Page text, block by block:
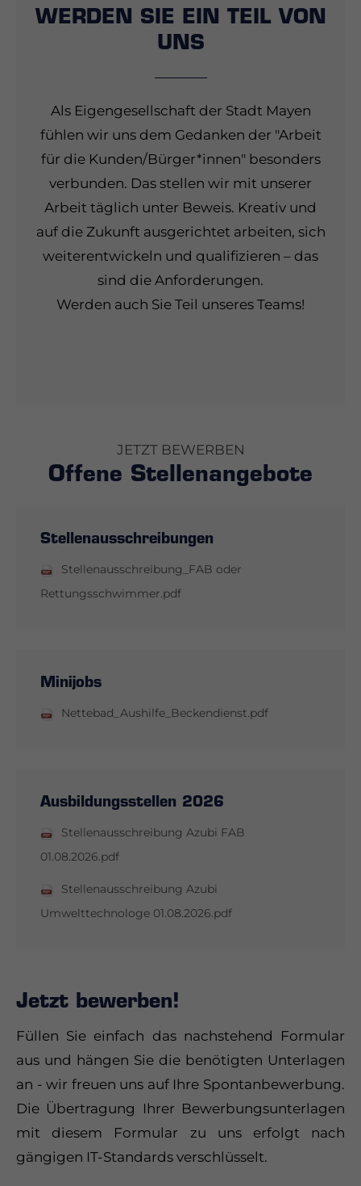
WERDEN SIE EIN TEIL VON
UNS
Als Eigengesellschaft der Stadt Mayen
fühlen wir uns dem Gedanken der "Arbeit
für die Kunden/Bürger*innen" besonders
verbunden. Das stellen wir mit unserer
Arbeit täglich unter Beweis. Kreativ und
auf die Zukunft ausgerichtet arbeiten, sich
weiterentwickeln und qualifizieren – das
sind die Anforderungen.
Werden auch Sie Teil unseres Teams!
JETZT BEWERBEN
Offene Stellenangebote
Stellenausschreibungen
Stellenausschreibung_FAB oder
Rettungsschwimmer.pdf
Minijobs
Nettebad_Aushilfe_Beckendienst.pdf
Ausbildungsstellen 2026
Stellenausschreibung Azubi FAB
01.08.2026.pdf
Stellenausschreibung Azubi
Umwelttechnologe 01.08.2026.pdf
Jetzt bewerben!
Füllen Sie einfach das nachstehend Formular
aus und hängen Sie die benötigten Unterlagen
an - wir freuen uns auf Ihre Spontanbewerbung.
Die Übertragung Ihrer Bewerbungsunterlagen
mit diesem Formular zu uns erfolgt nach
gängigen IT-Standards verschlüsselt.